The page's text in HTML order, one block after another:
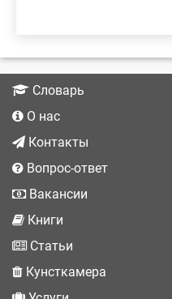
Словарь
О нас
Контакты
Вопрос-ответ
Вакансии
Книги
Статьи
Кунсткамера